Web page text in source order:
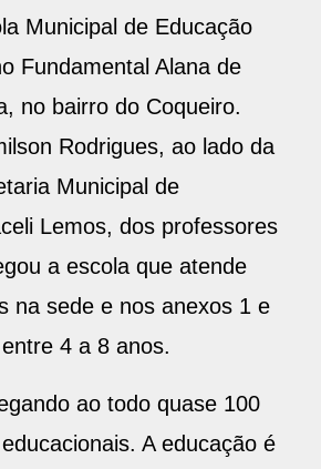
Municipal de Educação
Fundamental Alana de
no bairro do Coqueiro.
Rodrigues, ao lado da
Municipal de
Lemos, dos professores
a escola que atende
na sede e nos anexos 1 e
4 a 8 anos.
ao todo quase 100
A educação é